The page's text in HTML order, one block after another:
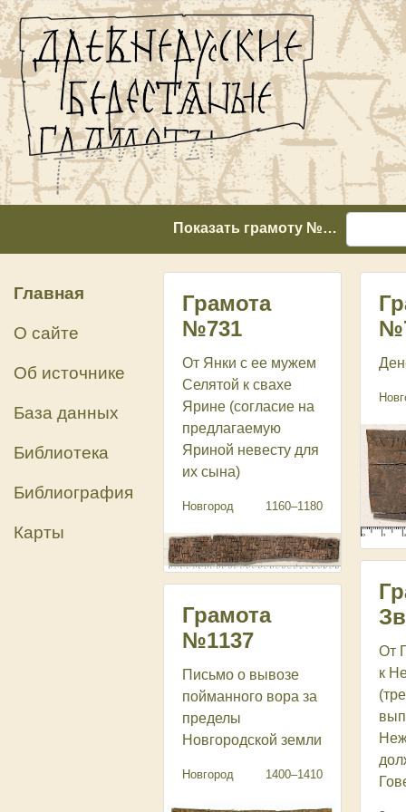
Показать грамоту №…
Главная
О сайте
Об источнике
База данных
Библиотека
Библиография
Карты
Грамота
№731
От Янки с ее мужем
Селятой к свахе
Ярине (согласие на
предлагаемую
Яриной невесту для
их сына)
Новгород 1160‒1180
Грамота
№1137
Письмо о вывозе
пойманного вора за
пределы
Новгородской земли
Новгород 1400‒1410
От
к